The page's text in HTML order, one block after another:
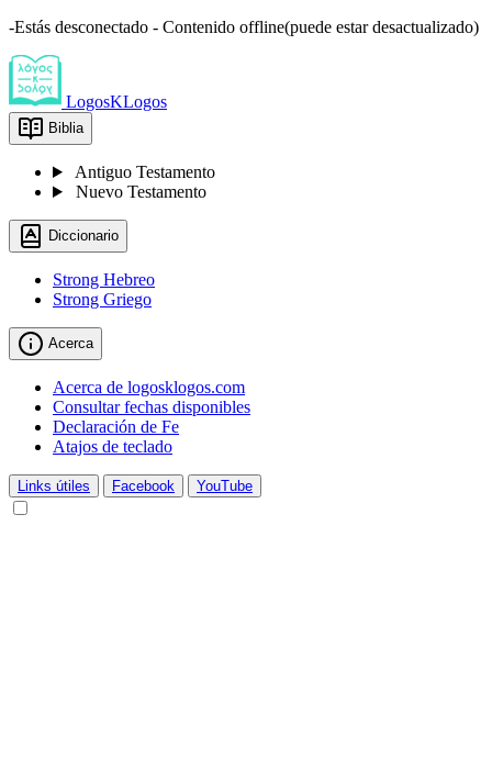
-Estás desconectado - Contenido offline(puede estar desactualizado)
LogosKLogos
Biblia
Antiguo Testamento
Nuevo Testamento
Diccionario
Strong Hebreo
Strong Griego
Acerca
Acerca de logosklogos.com
Consultar fechas disponibles
Declaración de Fe
Atajos de teclado
Links útiles Facebook YouTube